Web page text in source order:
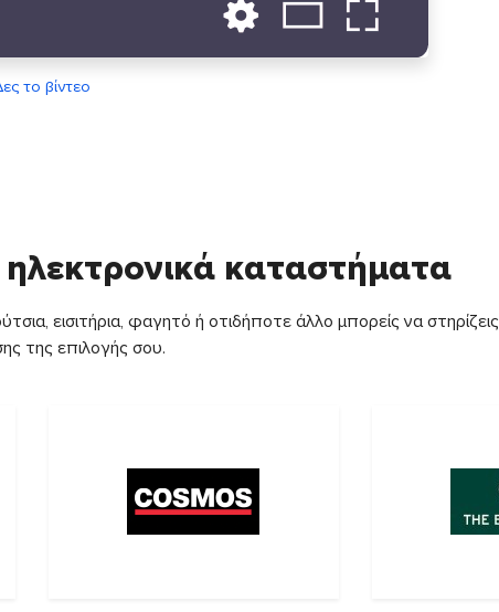
το βίντεο
καταστήματα
εισιτήρια, φαγητό ή οτιδήποτε άλλο μπορείς να στηρίζεις
της επιλογής σου.